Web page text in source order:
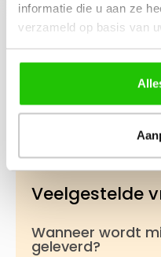
informatie die u aan ze
verzameld op basis van
Beschrijving
Deze intens
Abrikozenpitolie en
Veelgestelde
Wanneer wordt
geleverd?